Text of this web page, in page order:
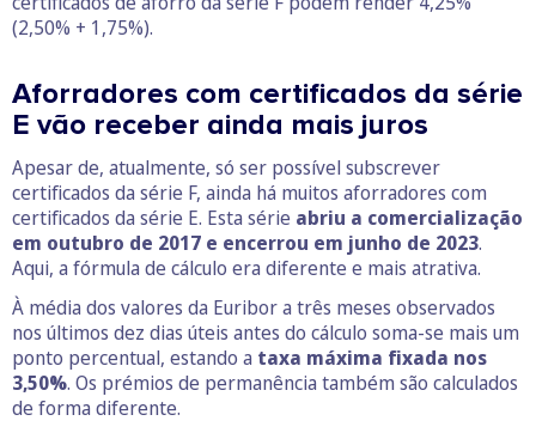
(2,50% + 1,75%).
Aforradores com certificados da série
E vão receber ainda mais juros
Apesar de, atualmente, só ser possível subscrever
certificados da série F, ainda há muitos aforradores com
certificados da série E. Esta série abriu a comercialização
em outubro de 2017 e encerrou em junho de 2023.
Aqui, a fórmula de cálculo era diferente e mais atrativa.
À média dos valores da Euribor a três meses observados
nos últimos dez dias úteis antes do cálculo soma-se mais um
ponto percentual, estando a taxa máxima fixada nos
3,50%. Os prémios de permanência também são calculados
de forma diferente.